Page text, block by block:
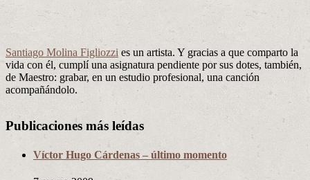
Santiago Molina Figliozzi es un artista. Y gracias a que comparto la
vida con él, cumplí una asignatura pendiente por sus dotes, también,
de Maestro: grabar, en un estudio profesional, una canción
acompañándolo.
Publicaciones más leídas
Víctor Hugo Cárdenas – último momento